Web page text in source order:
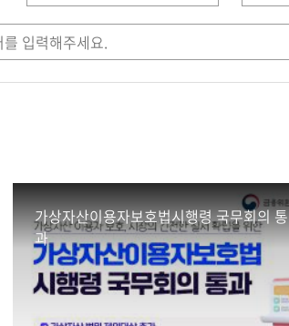
가상자산이용자보호법시행령 국무회의 통
과